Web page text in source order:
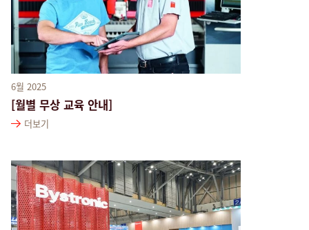
6월 2025
[월별 무상 교육 안내]
더보기